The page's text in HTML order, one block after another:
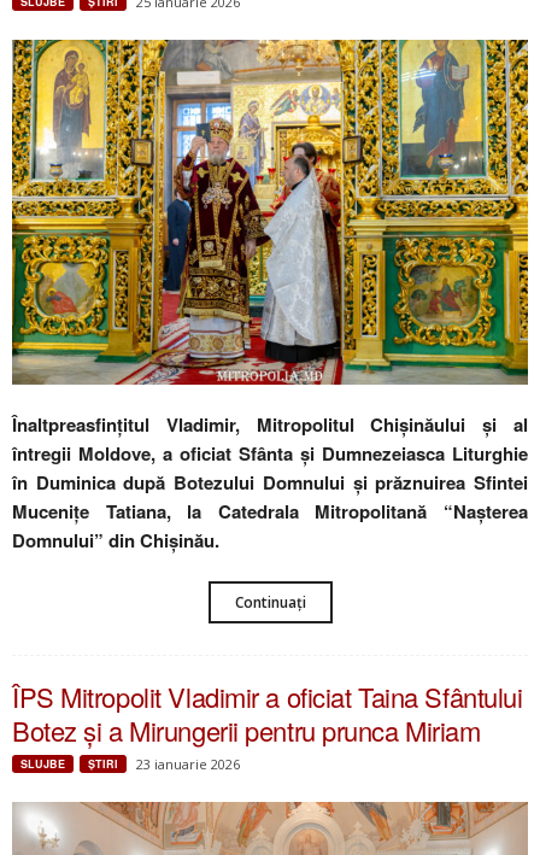
Înaltpreasfințitul Vladimir, Mitropolitul Chişinăului şi al
întregii Moldove, a oficiat Sfânta și Dumnezeiasca Liturghie
în Duminica după Botezului Domnului și prăznuirea Sfintei
Mucenițe Tatiana, la Catedrala Mitropolitană “Nașterea
Domnului” din Chişinău.
Continuați
ÎPS Mitropolit Vladimir a oficiat Taina Sfântului
Botez și a Mirungerii pentru prunca Miriam
SLUJBE ŞTIRI 23 ianuarie 2026